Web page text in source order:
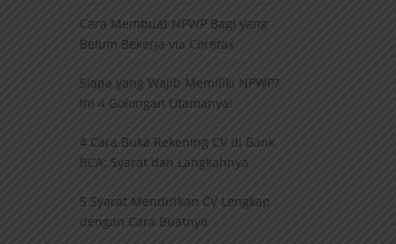
Cara Membuat NPWP Bagi yang
Belum Bekerja via Coretax
Siapa yang Wajib Memiliki NPWP?
Ini 4 Golongan Utamanya!
4 Cara Buka Rekening CV di Bank
BCA: Syarat dan Langkahnya
5 Syarat Mendirikan CV Lengkap
dengan Cara Buatnya